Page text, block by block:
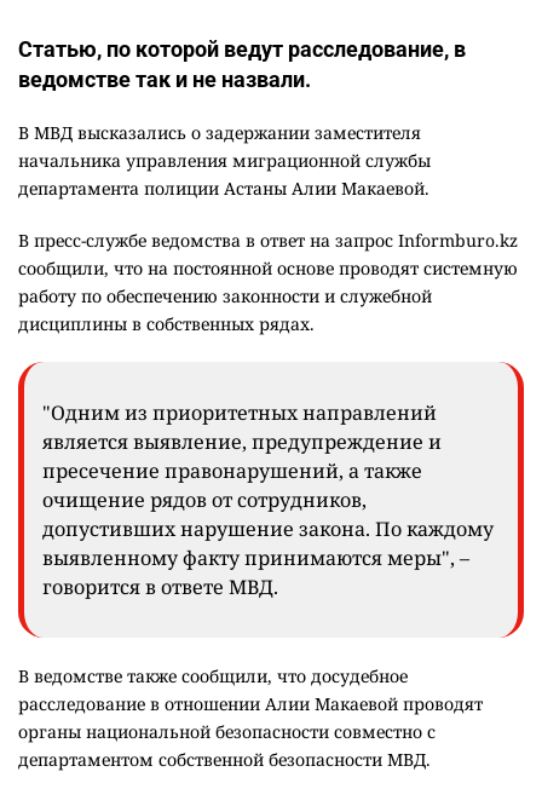
Статью, по которой ведут расследование, в
ведомстве так и не назвали.
В МВД высказались о задержании заместителя
начальника управления миграционной службы
департамента полиции Астаны Алии Макаевой.
В пресс-службе ведомства в ответ на запрос Informburo.kz
сообщили, что на постоянной основе проводят системную
работу по обеспечению законности и служебной
дисциплины в собственных рядах.
"Одним из приоритетных направлений
является выявление, предупреждение и
пресечение правонарушений, а также
очищение рядов от сотрудников,
допустивших нарушение закона. По каждому
выявленному факту принимаются меры", –
говорится в ответе МВД.
В ведомстве также сообщили, что досудебное
расследование в отношении Алии Макаевой проводят
органы национальной безопасности совместно с
департаментом собственной безопасности МВД.